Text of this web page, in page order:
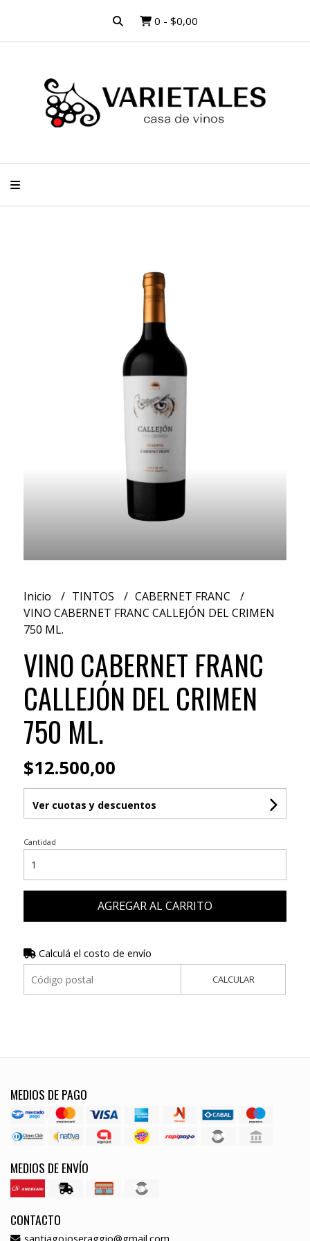
0 - $0,00
Inicio TINTOS
CABERNET FRANC
VINO CABERNET FRANC CALLEJÓN DEL CRIMEN
750 ML.
VINO CABERNET FRANC
CALLEJÓN DEL CRIMEN
750 ML.
$12.500,00
Ver cuotas y descuentos
Cantidad
AGREGAR AL CARRITO
Calculá el costo de envío
CALCULAR
MEDIOS DE PAGO
MEDIOS DE ENVÍO
CONTACTO